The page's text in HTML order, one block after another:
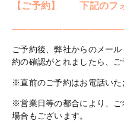
【ご予約】 下記のフ
ご予約後、弊社からのメー
約の確認がとれましたら、ご
※直前のご予約はお電話いた
※営業日等の都合により、
場合もございます。